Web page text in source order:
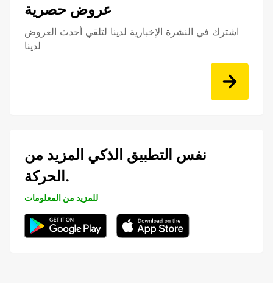
عروض حصرية
اشترك في النشرة الإخبارية لدينا لتلقي أحدث العروض
لدينا
نفس التطبيق الذكي المزيد من
الحركة.
للمزيد من المعلومات